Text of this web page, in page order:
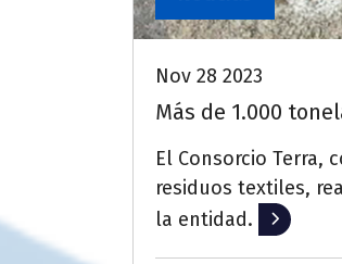
Nov 28 2023
Más de 1.000
El Consorcio Terra,
residuos textiles,
la entidad.
Leer más